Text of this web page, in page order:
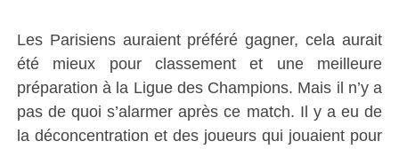
Les Parisiens auraient préféré gagner, cela aurait
été mieux pour classement et une meilleure
préparation à la Ligue des Champions. Mais il n’y a
pas de quoi s’alarmer après ce match. Il y a eu de
la déconcentration et des joueurs qui jouaient pour